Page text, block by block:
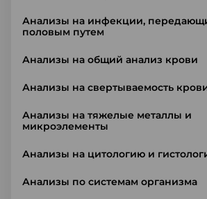
Анализы на инфекции,
половым путем
Анализы на общий анализ крови
Анализы на свертываемость
Анализы на тяжелые металлы и
микроэлементы
Анализы на цитологию и
Анализы по системам организма